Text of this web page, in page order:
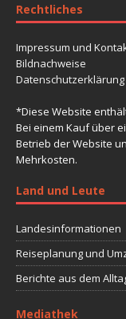
Rechtliches
Impressum und
Bildnachweise
Datenschutzerklärung
*Diese Website
Bei einem Kauf über
Betrieb der Website
Mehrkosten.
Land und Leute
Landesinformationen
Reiseplanung und
Berichte aus dem
Mediathek